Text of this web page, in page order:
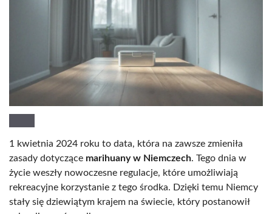
1 kwietnia 2024 roku to data, która na zawsze zmieniła
zasady dotyczące marihuany w Niemczech. Tego dnia w
życie weszły nowoczesne regulacje, które umożliwiają
rekreacyjne korzystanie z tego środka. Dzięki temu Niemcy
stały się dziewiątym krajem na świecie, który postanowił